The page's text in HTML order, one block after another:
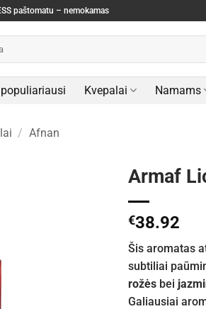
paštomatu – nemokamas
Kvepalai Namams
/ Afnan
Armaf
€38.92
Šis aromatas
subtiliai
rožės bei
Galiausiai